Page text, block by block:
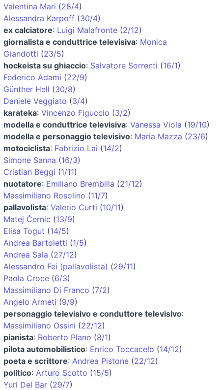
Valentina Mari (28/4)
Alessandra Karpoff (30/4)
ex calciatore: Luigi Malafronte (2/12)
giornalista e conduttrice televisiva: Monica
Giandotti (23/5)
hockeista su ghiaccio: Salvatore Sorrenti (16/1)
Federico Adami (22/9)
Günther Hell (30/8)
Daniele Veggiato (3/4)
karateka: Vincenzo Figuccio (3/2)
modella e conduttrice televisiva: Vanessa Viola (19/10)
modella e personaggio televisivo: Maria Mazza (23/6)
motociclista: Fabrizio Lai (14/2)
Simone Sanna (16/3)
Cristian Beggi (1/11)
nuotatore: Emiliano Brembilla (21/12)
Massimiliano Rosolino (11/7)
pallavolista: Valerio Curti (10/11)
Matej Černic (13/9)
Elisa Togut (14/5)
Andrea Bartoletti (1/5)
Andrea Sala (27/12)
Alessandro Fei (pallavolista) (29/11)
Paola Croce (6/3)
Massimiliano Di Franco (7/2)
Angelo Armeti (9/9)
personaggio televisivo e conduttore televisivo:
Massimiliano Ossini (22/12)
pianista: Roberto Plano (8/1)
pilota automobilistico: Enrico Toccacelo (14/12)
poeta e scrittore: Andrea Pistone (22/12)
politico: Arturo Scotto (15/5)
Yuri Del Bar (29/7)